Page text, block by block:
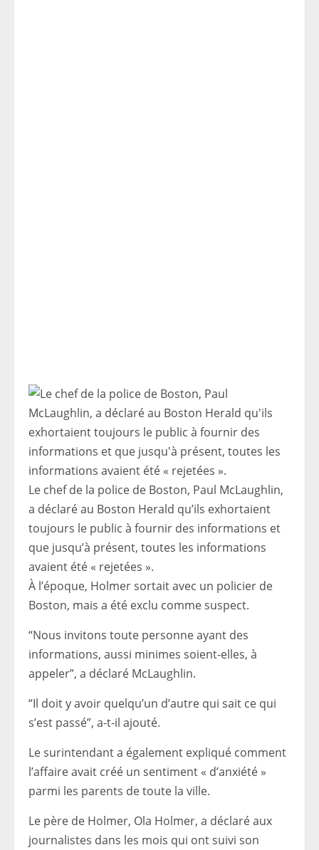
Le chef de la police de Boston, Paul McLaughlin,
a déclaré au Boston Herald qu’ils exhortaient
toujours le public à fournir des informations et
que jusqu’à présent, toutes les informations
avaient été « rejetées ».
À l’époque, Holmer sortait avec un policier de
Boston, mais a été exclu comme suspect.
“Nous invitons toute personne ayant des
informations, aussi minimes soient-elles, à
appeler”, a déclaré McLaughlin.
“Il doit y avoir quelqu’un d’autre qui sait ce qui
s’est passé”, a-t-il ajouté.
Le surintendant a également expliqué comment
l’affaire avait créé un sentiment « d’anxiété »
parmi les parents de toute la ville.
Le père de Holmer, Ola Holmer, a déclaré aux
journalistes dans les mois qui ont suivi son